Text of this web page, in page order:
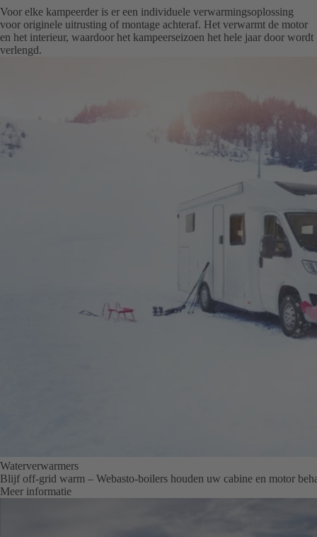
Voor elke kampeerder is er een individuele verwarmingsoplossing
voor originele uitrusting of montage achteraf. Het verwarmt de motor
en het interieur, waardoor het kampeerseizoen het hele jaar door wordt
verlengd.
Waterverwarmers
Blijf off-grid warm – Webasto-boilers houden uw cabine en motor
Meer informatie